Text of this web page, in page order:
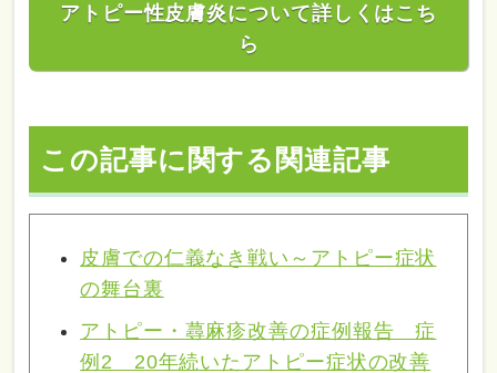
アトピー性皮膚炎について詳しくはこち
ら
この記事に関する関連記事
皮膚での仁義なき戦い～アトピー症状
の舞台裏
アトピー・蕁麻疹改善の症例報告 症
例2 20年続いたアトピー症状の改善